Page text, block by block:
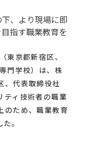
、より現場に即
指す職業教育を
東京都新宿区、
学校）は、株
、代表取締役社
ィ技術者の職業
のため、職業教育
。